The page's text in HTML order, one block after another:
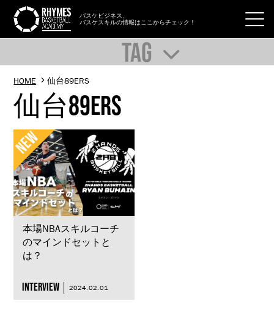
バスケビジネス、
バスケスキルの情報はここからチェック！
TAG
HOME 仙台89ERS
仙台89ERS
本場NBAスキルコーチ
のマインドセットと
は？
INTERVIEW 2024.02.01